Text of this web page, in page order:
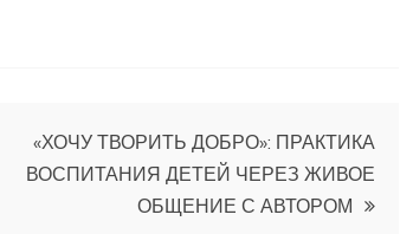
«ХОЧУ ТВОРИТЬ ДОБРО»: ПРАКТИКА
ВОСПИТАНИЯ ДЕТЕЙ ЧЕРЕЗ ЖИВОЕ
ОБЩЕНИЕ С АВТОРОМ